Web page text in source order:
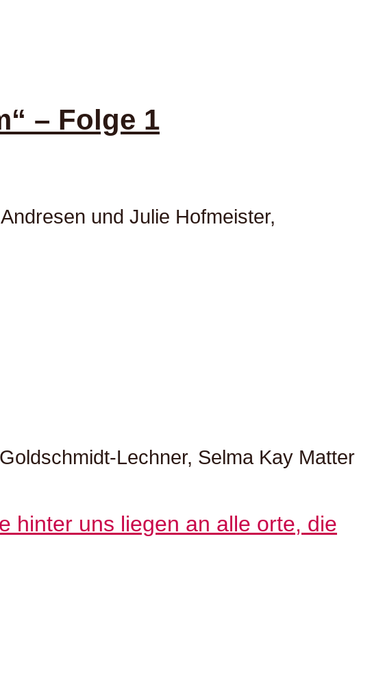
– Folge 1
und Julie Hofmeister,
Lechner, Selma Kay Matter